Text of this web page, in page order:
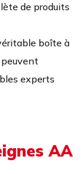
de produits
boîte à
experts
AA